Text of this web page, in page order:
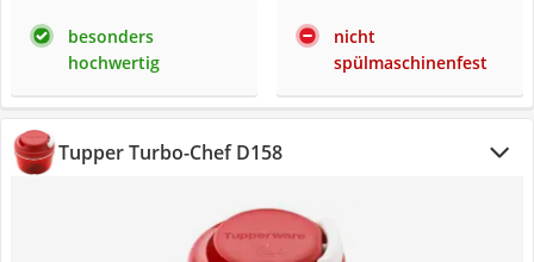
besonders
hochwertig
nicht
spülmaschinenfest
Tupper Turbo-Chef D158